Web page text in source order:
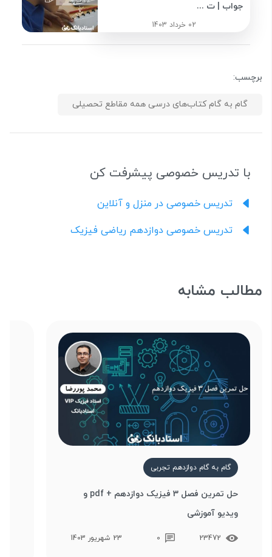
جواب | ت ...
02 خرداد 1403
برچسب:
گام به گام کتاب‌های درسی همه مقاطع تحصیلی
با تدریس خصوصی پیشرفت کن
تدریس خصوصی در منزل و آنلاین
تدریس خصوصی دوازدهم ریاضی فیزیک
مطالب مشابه
گام به گام دوازدهم تجربی
حل تمرین فصل 3 فیزیک دوازدهم + pdf و
ویدیو آموزشی
23472
0 23 شهریور 1403